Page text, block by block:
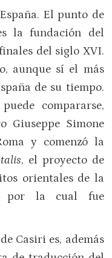
El punto de
la fundación del
del siglo XVI.
aunque sí el más
de su tiempo.
compararse,
Giuseppe Simone
y comenzó la
, el proyecto de
orientales de la
por la cual fue
de Casiri es, además